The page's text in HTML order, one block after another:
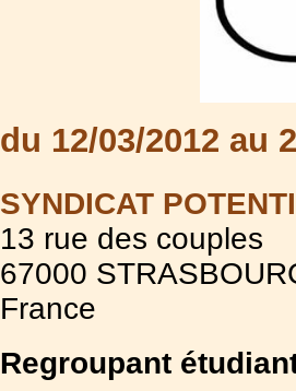
du 12/03/2012 au
SYNDICAT
13 rue des couples
67000
France
Regroupant